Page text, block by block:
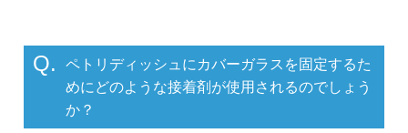
Q.
ペトリディッシュにカバーガラスを固定するた
めにどのような接着剤が使用されるのでしょう
か？